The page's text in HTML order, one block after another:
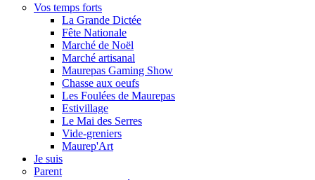
Vos temps forts
La Grande Dictée
Fête Nationale
Marché de Noël
Marché artisanal
Maurepas Gaming Show
Chasse aux oeufs
Les Foulées de Maurepas
Estivillage
Le Mai des Serres
Vide-greniers
Maurep'Art
Je suis
Parent